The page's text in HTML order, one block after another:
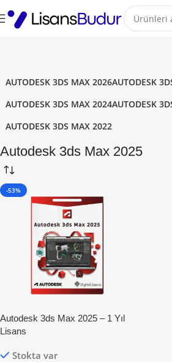
AUTODESK 3DS MAX 2026AUTODESK
AUTODESK 3DS MAX 2024AUTODESK
AUTODESK 3DS MAX 2022
Autodesk 3ds Max 2025
-53%
Autodesk 3ds Max 2025 – 1 Yıl
Lisans
Stokta var